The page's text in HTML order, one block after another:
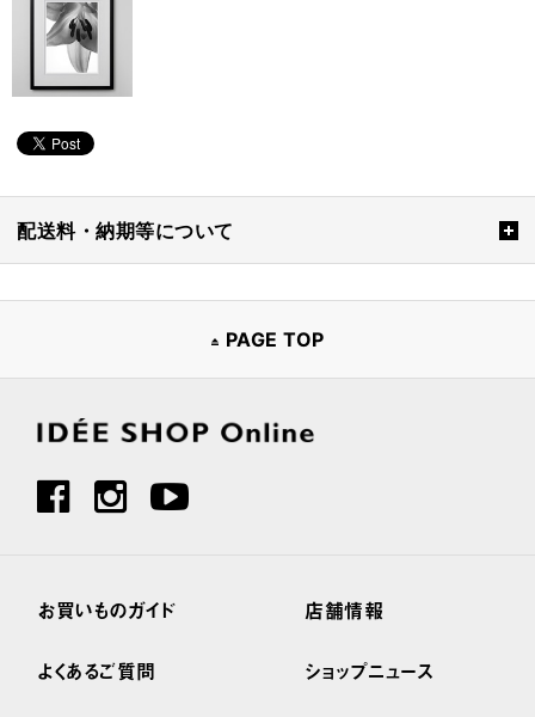
配送料・納期等について
PAGE TOP
お買いものガイド
よくあるご質問
店舗情報
ショップニュース